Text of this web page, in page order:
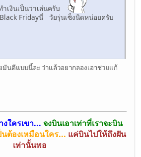
เงินเป็นว่าเล่นครับ
Fridayนี่ วัยรุ่นเซ็งนิดหน่อยครับ
มันดีแบบนี้ละ ว่าแล้วอยากลองเอาช่วยแก้
ใครเขา... จงบินเอาเท่าที่เราจะบิน
ต้องเหมือนใคร... แค่บินไปให้ถึงฝัน
เท่านั้นพอ